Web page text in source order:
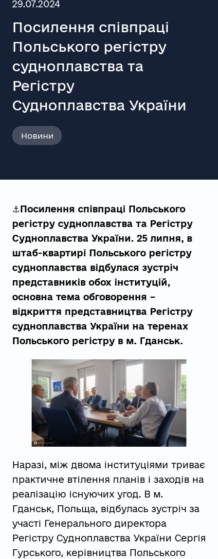
29.07.2024
Посилення співпраці
Польського регістру
судноплавства та
Регістру
Судноплавства України
Новини
⚓️Посилення співпраці Польського
регістру судноплавства та Регістру
Судноплавства України. 25 липня, в
штаб-квартирі Польського регістру
судноплавства відбулася зустріч
представників обох інституцій,
основна тема обговорення –
відкриття представництва Регістру
судноплавства України на теренах
Польського регістру в м. Гданськ.
Наразі, між двома інституціями триває
практичне втілення планів і заходів на
реалізацію існуючих угод. В м.
Гданськ, Польща, відбулась зустріч за
участі Генерального директора
Регістру Судноплавства України Сергія
Гурського, керівництва Польського